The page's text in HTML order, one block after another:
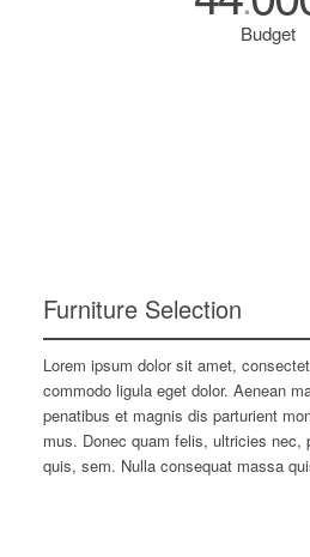
Budget
Furniture Selection
Lorem ipsum dolor sit amet,
commodo ligula eget dolor. Aenean
penatibus et magnis dis parturient
mus. Donec quam felis, ultricies nec,
quis, sem. Nulla consequat massa